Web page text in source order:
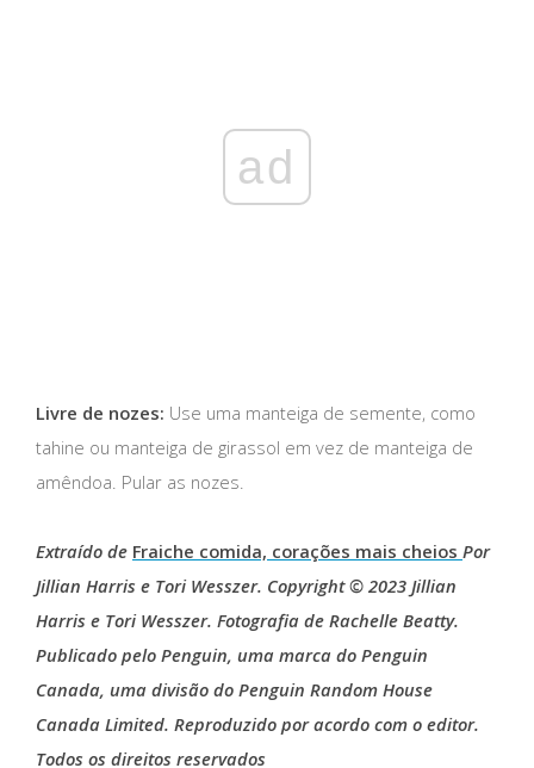
ad
Livre de nozes: Use uma manteiga de semente, como
tahine ou manteiga de girassol em vez de manteiga de
amêndoa. Pular as nozes.
Extraído de Fraiche comida, corações mais cheios Por
Jillian Harris e Tori Wesszer. Copyright © 2023 Jillian
Harris e Tori Wesszer. Fotografia de Rachelle Beatty.
Publicado pelo Penguin, uma marca do Penguin
Canada, uma divisão do Penguin Random House
Canada Limited. Reproduzido por acordo com o editor.
Todos os direitos reservados